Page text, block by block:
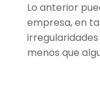
Lo anterior
empresa, en
menos que